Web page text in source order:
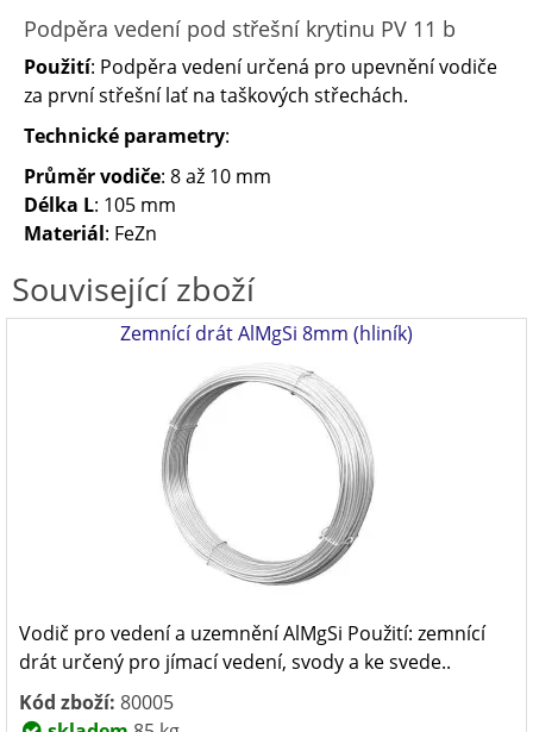
Podpěra vedení pod střešní krytinu PV 11 b
Použití: Podpěra vedení určená pro upevnění vodiče
za první střešní lať na taškových střechách.
Technické parametry:
Průměr vodiče: 8 až 10 mm
Délka L: 105 mm
Materiál: FeZn
Související zboží
Zemnící drát AlMgSi 8mm (hliník)
Vodič pro vedení a uzemnění AlMgSi Použití: zemnící
drát určený pro jímací vedení, svody a ke svede..
Kód zboží: 80005